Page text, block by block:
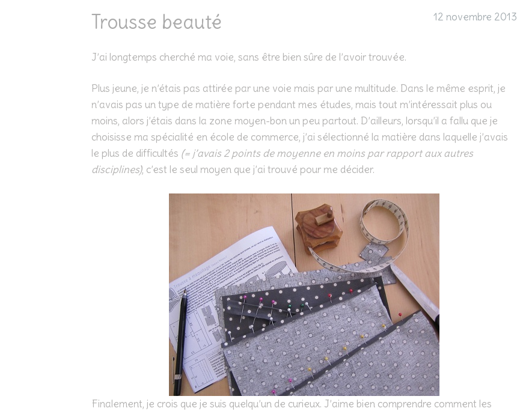
Trousse beauté 12 novembre 2013
J’ai longtemps cherché ma voie, sans être bien sûre de l’avoir trouvée.
Plus jeune, je n’étais pas attirée par une voie mais par une multitude. Dans le même esprit, je
n’avais pas un type de matière forte pendant mes études, mais tout m’intéressait plus ou
moins, alors j’étais dans la zone moyen-bon un peu partout. D’ailleurs, lorsqu’il a fallu que je
choisisse ma spécialité en école de commerce, j’ai sélectionné la matière dans laquelle j’avais
le plus de difficultés (= j’avais 2 points de moyenne en moins par rapport aux autres
disciplines), c’est le seul moyen que j’ai trouvé pour me décider.
Finalement, je crois que je suis quelqu’un de curieux. J’aime bien comprendre comment les